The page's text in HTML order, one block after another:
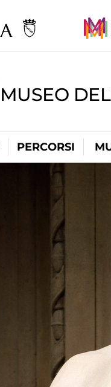
MUSEO
PERCORSI